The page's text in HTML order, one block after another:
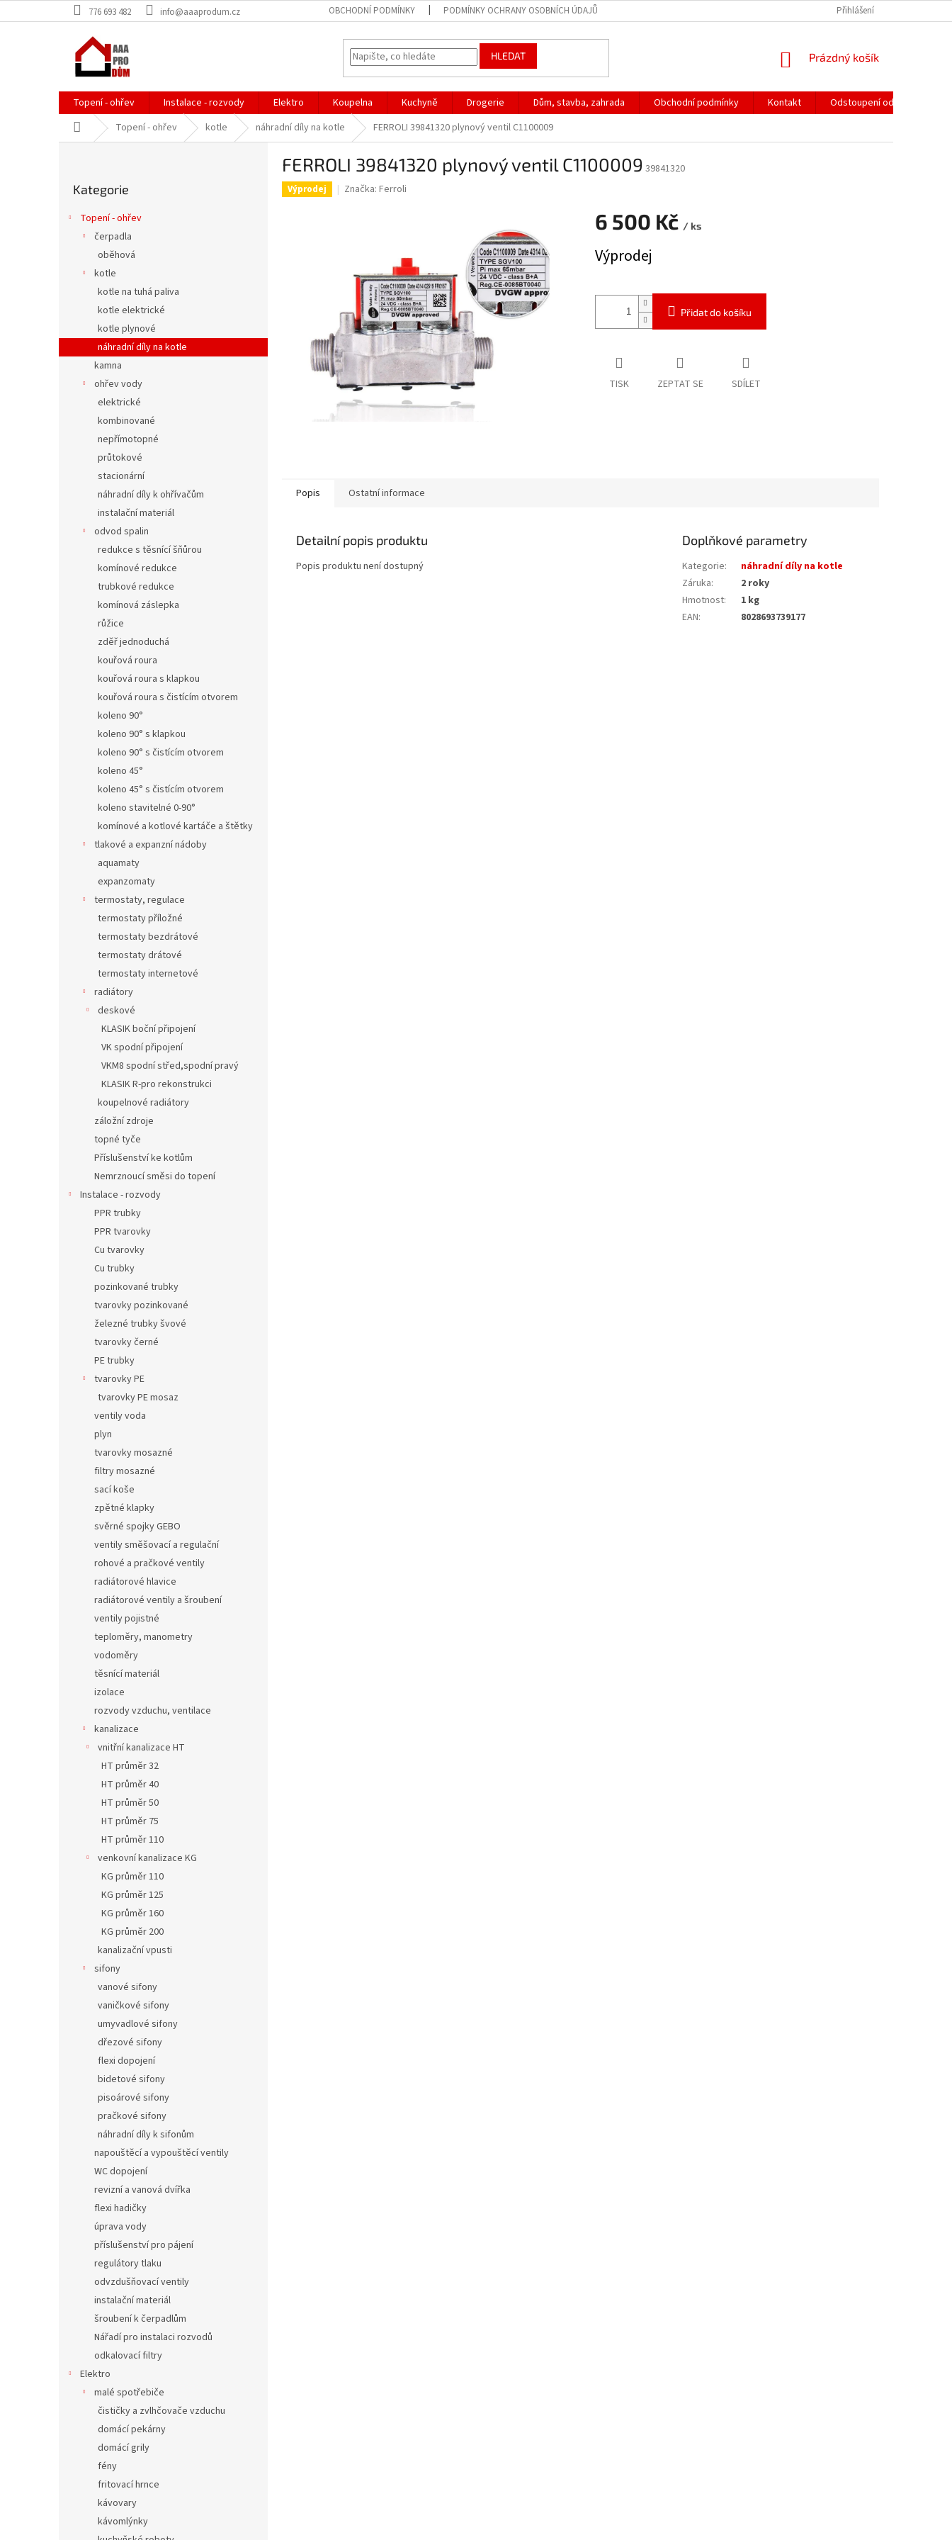
na
776 693 482 info@aaaprodum.cz OBCHODNÍ PODMÍNKY PODMÍNKY OCHRANY OSOBNÍCH ÚDAJŮ Přihlášení
HLEDAT
NÁKUPNÍ
Prázdný košík
Topení - ohřev Instalace - rozvody Elektro Koupelna Kuchyně Drogerie Dům, stavba, zahrada Obchodní podmínky Kontakt
Odstoupení od smlouvy
Domů Topení - ohřev kotle náhradní díly na kotle FERROLI 39841320 plynový ventil C1100009
e
l
kategorie
Kategorie
Topení - ohřev
čerpadla
oběhová
kotle
kotle na tuhá paliva
kotle elektrické
kotle plynové
náhradní díly na kotle
kamna
ohřev vody
elektrické
kombinované
nepřímotopné
průtokové
stacionární
náhradní díly k ohřívačům
instalační materiál
odvod spalin
redukce s těsnící šňůrou
komínové redukce
trubkové redukce
komínová záslepka
růžice
zděř jednoduchá
kouřová roura
kouřová roura s klapkou
kouřová roura s čistícím otvorem
koleno 90°
koleno 90° s klapkou
koleno 90° s čistícím otvorem
koleno 45°
koleno 45° s čistícím otvorem
koleno stavitelné 0-90°
komínové a kotlové kartáče a štětky
tlakové a expanzní nádoby
aquamaty
expanzomaty
termostaty, regulace
termostaty příložné
termostaty bezdrátové
termostaty drátové
termostaty internetové
radiátory
deskové
KLASIK boční připojení
VK spodní připojení
VKM8 spodní střed,spodní pravý
KLASIK R-pro rekonstrukci
koupelnové radiátory
záložní zdroje
topné tyče
Příslušenství ke kotlům
Nemrznoucí směsi do topení
Instalace - rozvody
PPR trubky
PPR tvarovky
Cu tvarovky
Cu trubky
pozinkované trubky
tvarovky pozinkované
železné trubky švové
tvarovky černé
PE trubky
tvarovky PE
tvarovky PE mosaz
ventily voda
plyn
tvarovky mosazné
filtry mosazné
sací koše
zpětné klapky
svěrné spojky GEBO
ventily směšovací a regulační
rohové a pračkové ventily
radiátorové hlavice
radiátorové ventily a šroubení
ventily pojistné
teploměry, manometry
vodoměry
těsnící materiál
izolace
rozvody vzduchu, ventilace
kanalizace
vnitřní kanalizace HT
HT průměr 32
HT průměr 40
HT průměr 50
HT průměr 75
HT průměr 110
venkovní kanalizace KG
KG průměr 110
KG průměr 125
KG průměr 160
KG průměr 200
kanalizační vpusti
sifony
vanové sifony
vaničkové sifony
umyvadlové sifony
dřezové sifony
flexi dopojení
bidetové sifony
pisoárové sifony
pračkové sifony
náhradní díly k sifonům
napouštěcí a vypouštěcí ventily
WC dopojení
revizní a vanová dvířka
flexi hadičky
úprava vody
příslušenství pro pájení
regulátory tlaku
odvzdušňovací ventily
instalační materiál
šroubení k čerpadlům
Nářadí pro instalaci rozvodů
odkalovací filtry
Elektro
malé spotřebiče
čističky a zvlhčovače vzduchu
domácí pekárny
domácí grily
fény
fritovací hrnce
kávovary
kávomlýnky
FERROLI 39841320 plynový ventil C1100009 39841320
Výprodej Značka: Ferroli
6 500 Kč / ks
cena:
Výprodej
Přidat do košíku
TISK ZEPTAT SE SDÍLET
Popis Ostatní informace
Detailní popis produktu
Popis produktu není dostupný
Doplňkové parametry
Kategorie:
náhradní díly na kotle
Záruka:
2 roky
Hmotnost:
1 kg
EAN: 8028693739177